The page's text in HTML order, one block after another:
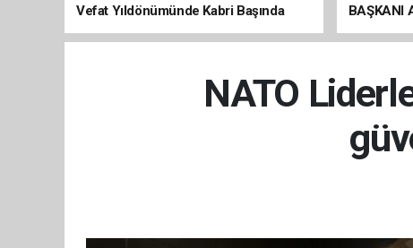
Vefat Yıldönümünde Kabri Başında
Anıldı
BAŞKANI
ÇAĞRI
NATO